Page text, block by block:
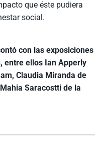
que éste pudiera
social.
con las exposiciones
entre ellos Ian Apperly
Claudia Miranda de
Saracostti de la